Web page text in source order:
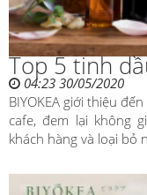
Top 5 tinh
04:23 30/05/2020
BIYOKEA giới thiệu
cafe, đem lại không
khách hàng và loại bỏ